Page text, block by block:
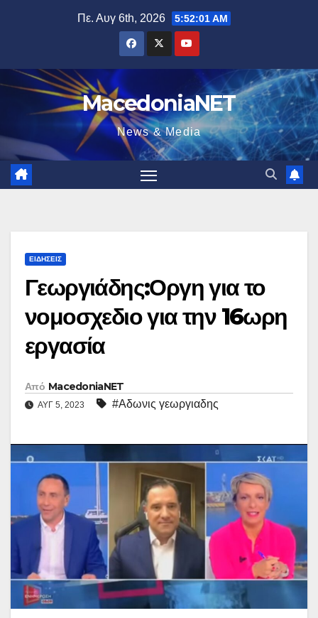
Πε. Αυγ 6th, 2026 5:52:02 AM
MacedoniaNET
News & Media
ΕΙΔΉΣΕΙΣ
Γεωργιάδης:Οργη για το
νομοσχεδιο για την 16ωρη
εργασία
Από MacedoniaNET
ΑΥΓ 5, 2023 #Αδωνις γεωργιαδης